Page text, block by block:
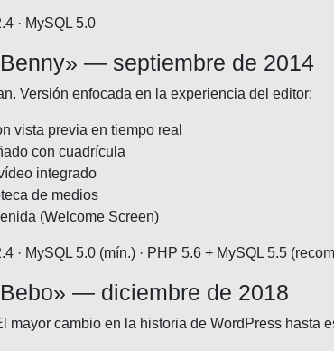
· MySQL 5.0
— septiembre de 2014
Versión enfocada en la experiencia del editor:
vista previa en tiempo real
con cuadrícula
integrado
de medios
(Welcome Screen)
· MySQL 5.0 (mín.) · PHP 5.6 + MySQL 5.5
— diciembre de 2018
mayor cambio en la historia de WordPress hasta